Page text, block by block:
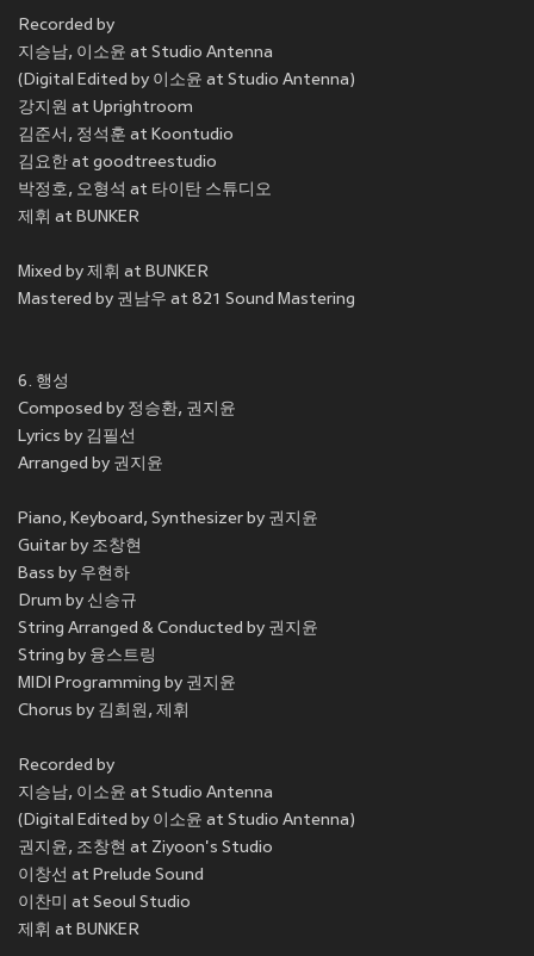
Recorded by
지승남, 이소윤 at Studio Antenna
(Digital Edited by 이소윤 at Studio Antenna)
강지원 at Uprightroom
김준서, 정석훈 at Koontudio
김요한 at goodtreestudio
박정호, 오형석 at 타이탄 스튜디오
제휘 at BUNKER
Mixed by 제휘 at BUNKER
Mastered by 권남우 at 821 Sound Mastering
6. 행성
Composed by 정승환, 권지윤
Lyrics by 김필선
Arranged by 권지윤
Piano, Keyboard, Synthesizer by 권지윤
Guitar by 조창현
Bass by 우현하
Drum by 신승규
String Arranged & Conducted by 권지윤
String by 융스트링
MIDI Programming by 권지윤
Chorus by 김희원, 제휘
Recorded by
지승남, 이소윤 at Studio Antenna
(Digital Edited by 이소윤 at Studio Antenna)
권지윤, 조창현 at Ziyoon's Studio
이창선 at Prelude Sound
이찬미 at Seoul Studio
제휘 at BUNKER